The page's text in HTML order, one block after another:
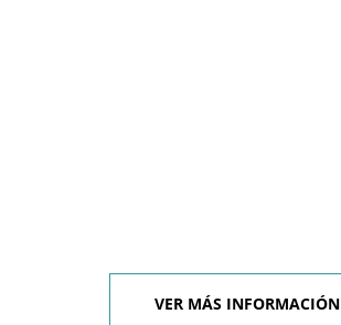
VER MÁS INFORMACIÓN